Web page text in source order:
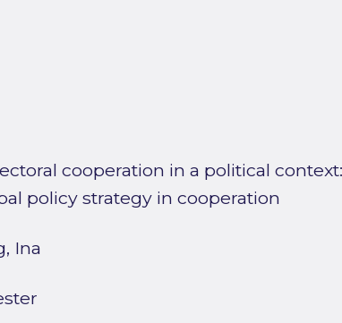
cooperation in a political
policy strategy in cooperation
Ina